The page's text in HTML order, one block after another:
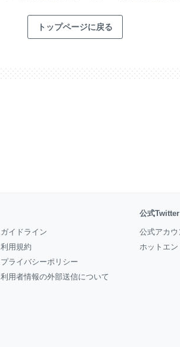
トップページに戻る
ガイドライン
利用規約
プライバシーポリシー
利用者情報の外部送信について
公式Twitter
公式アカウ
ホットエン